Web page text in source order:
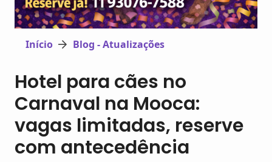
Início Blog - Atualizações
Hotel para cães no
Carnaval na Mooca:
vagas limitadas, reserve
com antecedência